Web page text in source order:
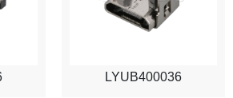
LYUB400036